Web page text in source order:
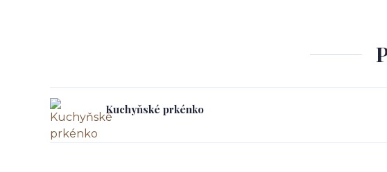
Kuchyňské prkénko